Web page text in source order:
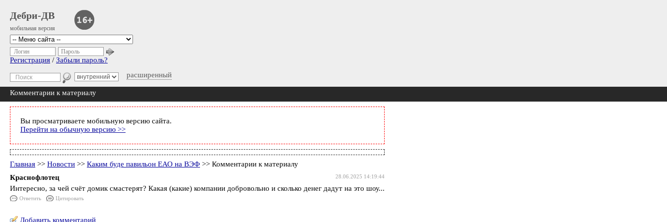
Дебри-ДВ
мобильная версия
расширенный
Логин Пароль
Регистрация / Забыли пароль?
Комментарии к материалу
Вы просматриваете мобильную версию сайта.
Перейти на обычную версию >>
Главная >> Новости >> Каким буде павильон ЕАО на ВЭФ >> Комментарии к материалу
28.06.2025 14:19:44
Краснофлотец
Интересно, за чей счёт домик смастерят? Какая (какие) компании добровольно и сколько денег дадут на это шоу...
Ответить Цитировать
Добавить комментарий